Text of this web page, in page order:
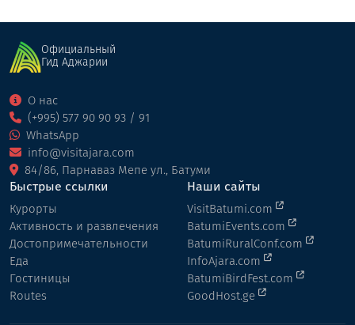
Официальный
Гид Аджарии
О нас
(+995) 577 90 90 93 / 91
WhatsApp
info@visitajara.com
84/86, Парнаваз Мепе ул., Батуми
Быстрые ссылки
Курорты
Активность и развлечения
Достопримечательности
Еда
Гостиницы
Routes
Наши сайты
VisitBatumi.com
BatumiEvents.com
BatumiRuralConf.com
InfoAjara.com
BatumiBirdFest.com
GoodHost.ge